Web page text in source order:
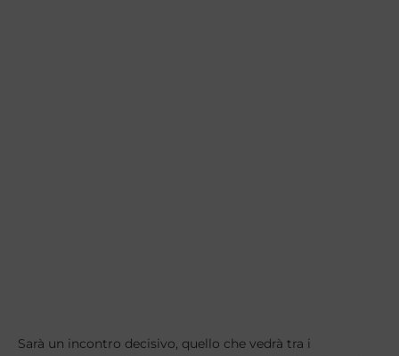
Sarà un incontro decisivo, quello che vedrà tra i